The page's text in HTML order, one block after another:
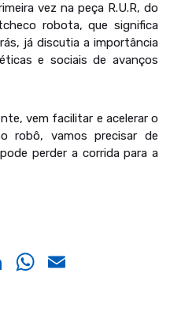
vez na peça R.U.R, do
robota, que significa
já discutia a importância
e sociais de avanços
vem facilitar e acelerar o
robô, vamos precisar de
perder a corrida para a
LinkedIn
WhatsApp